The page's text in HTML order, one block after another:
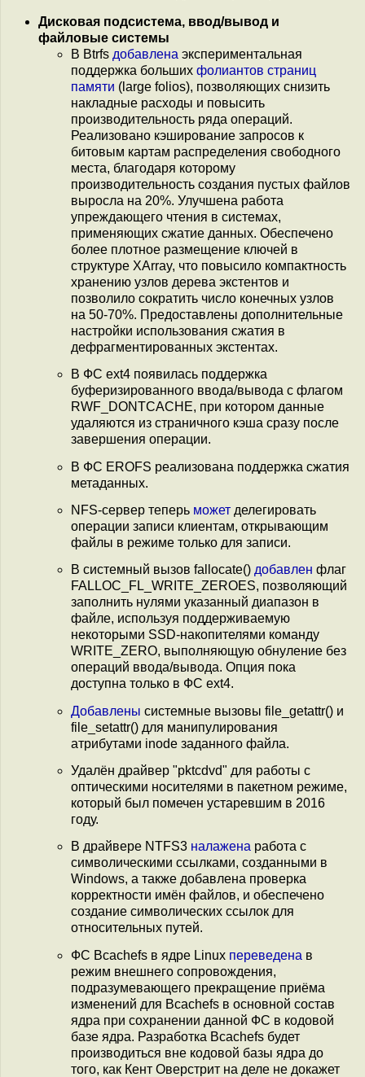
Дисковая подсистема, ввод/вывод и
файловые системы
В Btrfs добавлена экспериментальная
поддержка больших фолиантов страниц
памяти (large folios), позволяющих снизить
накладные расходы и повысить
производительность ряда операций.
Реализовано кэширование запросов к
битовым картам распределения свободного
места, благодаря которому
производительность создания пустых файлов
выросла на 20%. Улучшена работа
упреждающего чтения в системах,
применяющих сжатие данных. Обеспечено
более плотное размещение ключей в
структуре XArray, что повысило компактность
хранению узлов дерева экстентов и
позволило сократить число конечных узлов
на 50-70%. Предоставлены дополнительные
настройки использования сжатия в
дефрагментированных экстентах.
В ФС ext4 появилась поддержка
буферизированного ввода/вывода с флагом
RWF_DONTCACHE, при котором данные
удаляются из страничного кэша сразу после
завершения операции.
В ФС EROFS реализована поддержка сжатия
метаданных.
NFS-сервер теперь может делегировать
операции записи клиентам, открывающим
файлы в режиме только для записи.
В системный вызов fallocate() добавлен флаг
FALLOC_FL_WRITE_ZEROES, позволяющий
заполнить нулями указанный диапазон в
файле, используя поддерживаемую
некоторыми SSD-накопителями команду
WRITE_ZERO, выполняющую обнуление без
операций ввода/вывода. Опция пока
доступна только в ФС ext4.
Добавлены системные вызовы file_getattr() и
file_setattr() для манипулирования
атрибутами inode заданного файла.
Удалён драйвер "pktcdvd" для работы с
оптическими носителями в пакетном режиме,
который был помечен устаревшим в 2016
году.
В драйвере NTFS3 налажена работа с
символическими ссылками, созданными в
Windows, а также добавлена проверка
корректности имён файлов, и обеспечено
создание символических ссылок для
относительных путей.
ФС Bcachefs в ядре Linux переведена в
режим внешнего сопровождения,
подразумевающего прекращение приёма
изменений для Bcachefs в основной состав
ядра при сохранении данной ФС в кодовой
базе ядра. Разработка Bcachefs будет
производиться вне кодовой базы ядра до
того, как Кент Оверстрит на деле не докажет